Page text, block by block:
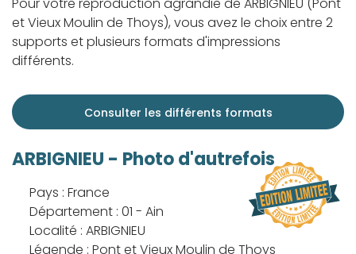
Pour votre reproduction agrandie de ARBIGNIEU (Pont
et Vieux Moulin de Thoys), vous avez le choix entre 2
supports et plusieurs formats d'impressions
différents.
Consulter les différents formats
ARBIGNIEU - Photo d'autrefois
Pays : France
Département : 01 - Ain
Localité : ARBIGNIEU
Légende : Pont et Vieux Moulin de Thoys